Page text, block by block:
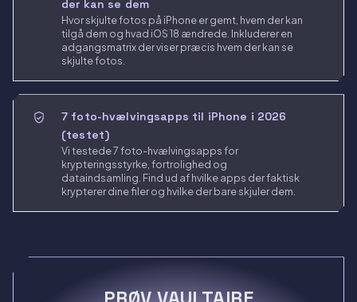
der kan se dem
Hvor skjulte fotos på iPhone er gemt, hvem der kan
tilgå dem og hvad iOS 18 ændrede. Inkluderer en
adgangsmatrix der viser præcis hvem der kan se
skjulte fotos.
7 foto-hvælvingsapps til iPhone i 2026
(testet)
Vi testede 7 foto-hvælvingsapps for
krypteringsstyrke, fortrolighed og
dataindsamling. Find ud af hvilke apps der faktisk
krypterer dine filer og hvilke der bare skjuler dem.